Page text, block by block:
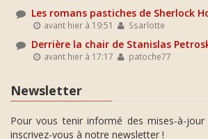
Les romans pastiches de Sherlock
avant hier à 19:51 Ssarlotte
Derrière la chair de Stanislas
avant hier à 17:17 patoche77
Newsletter
Pour vous tenir informé des mises-à-jour
inscrivez-vous à notre newsletter !